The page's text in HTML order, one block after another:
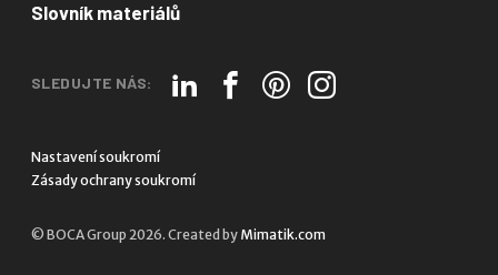
Slovník materiálů
SLEDUJTE NÁS:
© BOCA Group 2026. Created by Mimatik.com
Nastavení soukromí
Zásady ochrany soukromí